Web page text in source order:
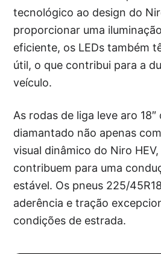
tecnológico ao design do
proporcionar uma
eficiente, os LEDs também
útil, o que contribui para a
veículo.
As rodas de liga leve aro
diamantado não apenas
visual dinâmico do Niro
contribuem para uma
estável. Os pneus 225/
aderência e tração
condições de estrada.